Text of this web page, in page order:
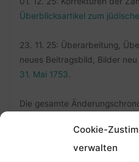
Cookie-
verwalten
Überblicksartikel zum
23. 11. 25: Überarbeitung,
neues Beitragsbild, Bilder neu
31. Mai 1753
Die gesamte